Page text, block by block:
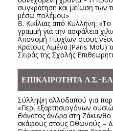
συγκράτηση και μείωση των
μέσω πολέμου»
Β. Κικίλιας από Κυλλήνη:
γραμμή για την ασφάλεια
Απονομή Πτυχίων στους
Κράτους Λιμένα (Paris MoU)
Σειράς της Σχολής
ΕΠΙΚΑΙΡΟΤΗΤΑ Λ.Σ.-
Σύλληψη αλλοδαπού για
«Περί εξαρτησιογόνων
Θάνατος άνδρα στη
σκάφους στους Οθωνούς –